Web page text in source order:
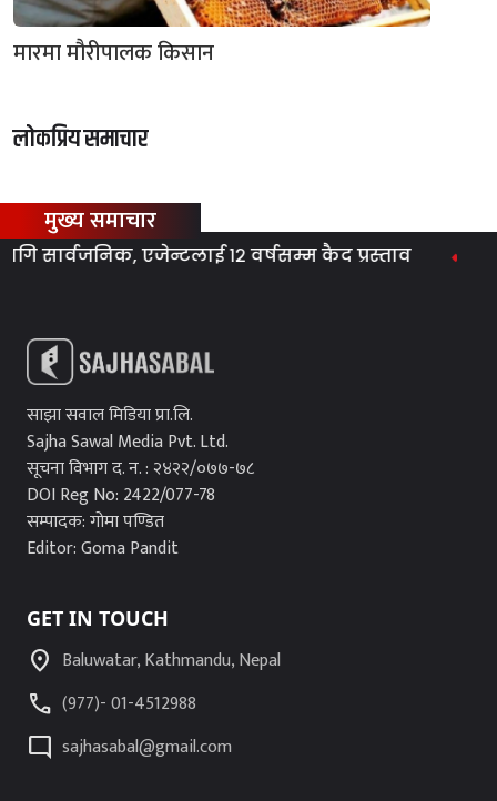
मारमा मौरीपालक किसान
लोकप्रिय समाचार
मुख्य समाचार
एजेन्टलाई १२ वर्षसम्म कैद प्रस्ताव ग्यास
साझा सवाल मिडिया प्रा.लि.
Sajha Sawal Media Pvt. Ltd.
सूचना विभाग द. न. : २४२२/०७७-७८
DOI Reg No: 2422/077-78
सम्पादक: गोमा पण्डित
Editor: Goma Pandit
GET IN TOUCH
location_on Baluwatar, Kathmandu, Nepal
call (977)- 01-4512988
mode_comment sajhasabal@gmail.com